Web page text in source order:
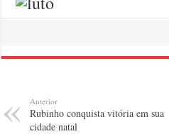
Anterior
Rubinho conquista vitória em sua
cidade natal